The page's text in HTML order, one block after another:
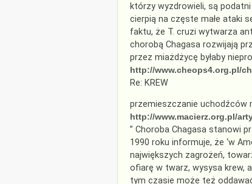
którzy wyzdrowieli, są
cierpią na częste małe ataki
faktu, że T. cruzi wytwarza
chorobą Chagasa rozwijają
przez miażdżycę byłaby
http://www.cheops4.org.pl/
Re: KREW
przemieszczanie uchodźców
http://www.macierz.org.pl/
” Choroba Chagasa stanowi
1990 roku informuje, że ‘w
największych zagrożeń,
ofiarę w twarz, wysysa krew,
tym czasie może też